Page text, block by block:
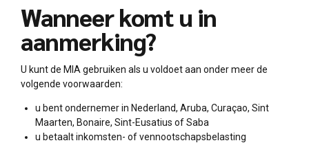
Wanneer komt u in
aanmerking?
U kunt de MIA gebruiken als u voldoet aan onder meer de
volgende voorwaarden:
u bent ondernemer in Nederland, Aruba, Curaçao, Sint
Maarten, Bonaire, Sint-Eusatius of Saba
u betaalt inkomsten- of vennootschapsbelasting